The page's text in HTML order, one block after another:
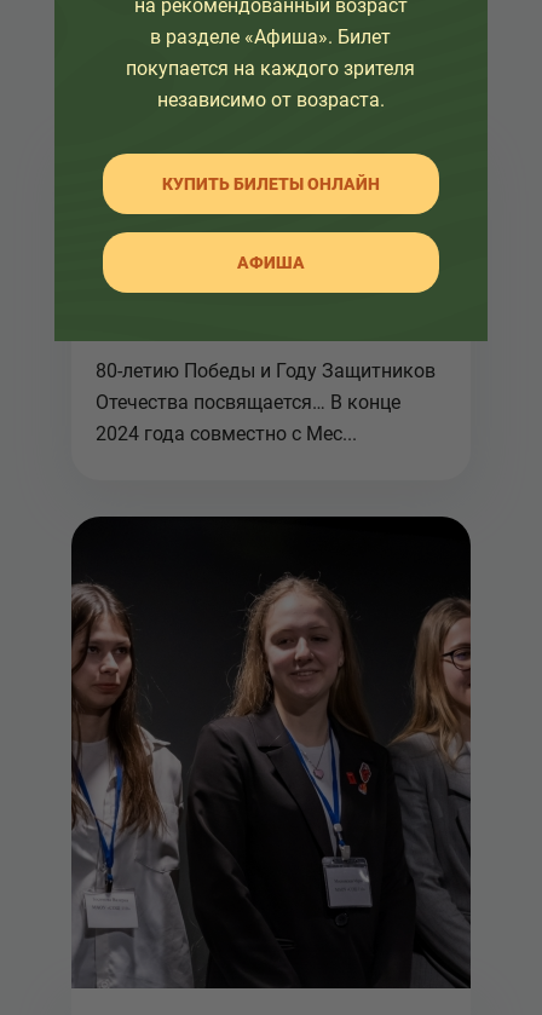
28 февраля 2025
Акция "Сквозь года
продолжается
80-летию Победы и Году Защитников
Отечества посвящается… В конце
2024 года совместно с Мес...
на рекомендованный возраст
в разделе «Афиша». Билет
покупается на каждого зрителя
независимо от возраста.
КУПИТЬ БИЛЕТЫ ОНЛАЙН
АФИША